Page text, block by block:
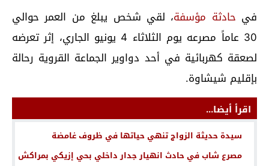
في حادثة مؤسفة، لقي شخص يبلغ من العمر حوالي
30 عاماً مصرعه يوم الثلاثاء 4 يونيو الجاري، إثر تعرضه
لصعقة كهربائية في أحد دواوير الجماعة القروية رحالة
بإقليم شيشاوة.
اقرأ أيضا...
سيدة حديثة الزواج تنهي حياتها في ظروف غامضة
مصرع شاب في حادث انهيار جدار داخلي بحي إزيكي بمراكش